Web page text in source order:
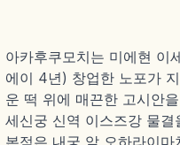
아카후쿠모치는 미에현 이
에이 4년) 창업한 노포가
운 떡 위에 매끈한 고시안
세신궁 신역 이스즈강 물
본점은 내궁 앞 오하라이